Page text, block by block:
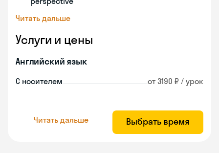
Читать дальше
Услуги и цены
Английский язык
С носителем от 3190 ₽ / урок
Читать дальше Выбрать время